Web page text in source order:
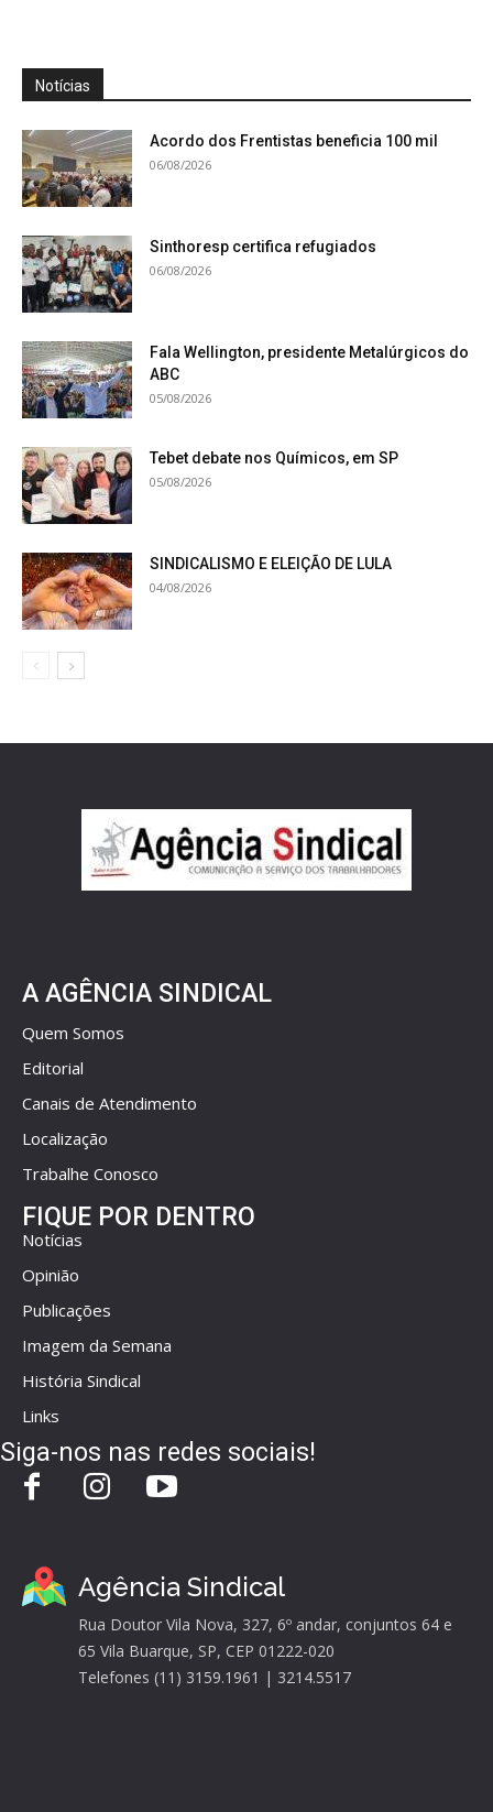
Notícias
Acordo dos Frentistas beneficia 100 mil
06/08/2026
Sinthoresp certifica refugiados
06/08/2026
Fala Wellington, presidente Metalúrgicos do
ABC
05/08/2026
Tebet debate nos Químicos, em SP
05/08/2026
SINDICALISMO E ELEIÇÃO DE LULA
04/08/2026
A AGÊNCIA SINDICAL
Quem Somos
Editorial
Canais de Atendimento
Localização
Trabalhe Conosco
FIQUE POR DENTRO
Notícias
Opinião
Publicações
Imagem da Semana
História Sindical
Links
Siga-nos nas redes sociais!
Agência Sindical
Rua Doutor Vila Nova, 327, 6º andar, conjuntos 64 e
65 Vila Buarque, SP, CEP 01222-020
Telefones (11) 3159.1961 | 3214.5517